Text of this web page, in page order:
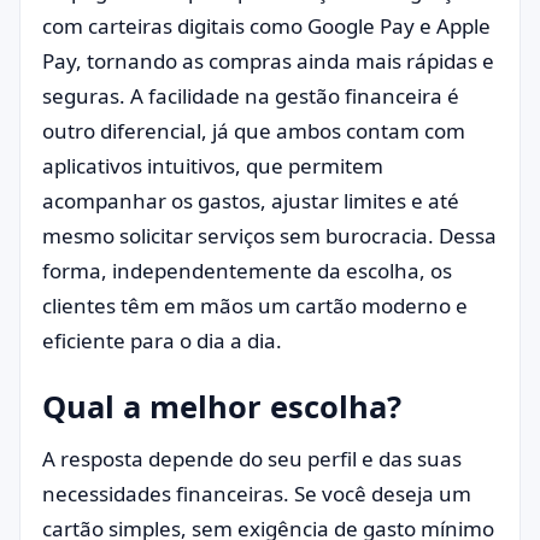
com carteiras digitais como Google Pay e Apple
Pay, tornando as compras ainda mais rápidas e
seguras. A facilidade na gestão financeira é
outro diferencial, já que ambos contam com
aplicativos intuitivos, que permitem
acompanhar os gastos, ajustar limites e até
mesmo solicitar serviços sem burocracia. Dessa
forma, independentemente da escolha, os
clientes têm em mãos um cartão moderno e
eficiente para o dia a dia.
Qual a melhor escolha?
A resposta depende do seu perfil e das suas
necessidades financeiras. Se você deseja um
cartão simples, sem exigência de gasto mínimo